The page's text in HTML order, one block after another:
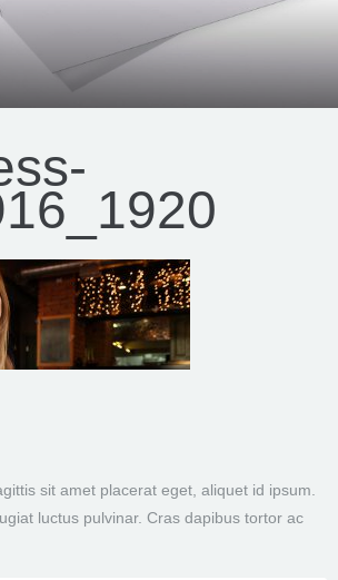
sit amet placerat eget, aliquet id ipsum.
luctus pulvinar. Cras dapibus tortor ac